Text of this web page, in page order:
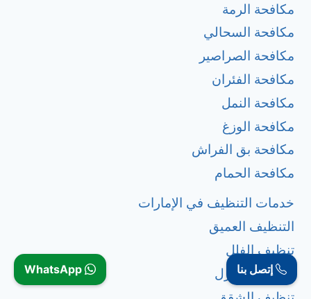
مكافحة الرمة
مكافحة السحالي
مكافحة الصراصير
مكافحة الفئران
مكافحة النمل
مكافحة الوزغ
مكافحة بق الفراش
مكافحة الحمام
خدمات التنظيف في الإمارات
التنظيف العميق
تنظبف الفلل
تنظيف المنازل
إتصل بنا